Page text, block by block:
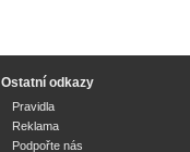
Ostatní odkazy
Pravidla
Reklama
Podpořte nás